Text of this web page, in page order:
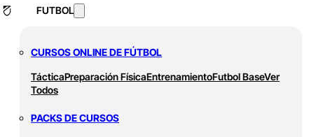
FUTBOL
CURSOS ONLINE DE FÚTBOL
TácticaPreparación FísicaEntrenamientoFutbol BaseVer
Todos
PACKS DE CURSOS